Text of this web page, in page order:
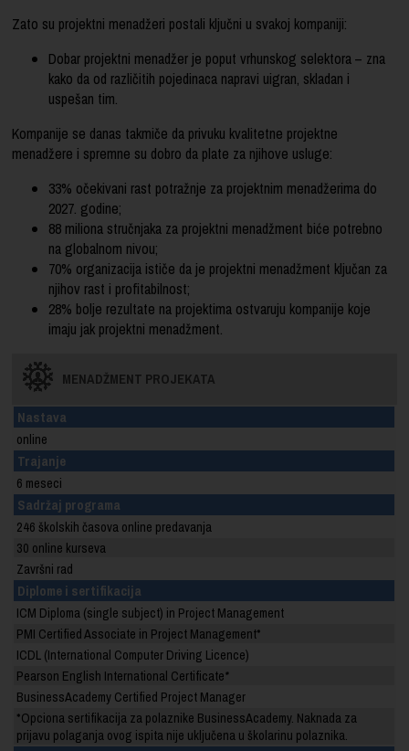
Zato su projektni menadžeri postali ključni u svakoj kompaniji:
Dobar projektni menadžer je poput vrhunskog selektora – zna
kako da od različitih pojedinaca napravi uigran, skladan i
uspešan tim.
Kompanije se danas takmiče da privuku kvalitetne projektne
menadžere i spremne su dobro da plate za njihove usluge:
33% očekivani rast potražnje za projektnim menadžerima do
2027. godine;
88 miliona stručnjaka za projektni menadžment biće potrebno
na globalnom nivou;
70% organizacija ističe da je projektni menadžment ključan za
njihov rast i profitabilnost;
28% bolje rezultate na projektima ostvaruju kompanije koje
imaju jak projektni menadžment.
MENADŽMENT PROJEKATA
Nastava
online
Trajanje
6 meseci
Sadržaj programa
246 školskih časova online predavanja
30 online kurseva
Završni rad
Diplome i sertifikacija
ICM Diploma (single subject) in Project Management
PMI Certified Associate in Project Management*
ICDL (International Computer Driving Licence)
Pearson English International Certificate*
BusinessAcademy Certified Project Manager
*Opciona sertifikacija za polaznike BusinessAcademy. Naknada za
prijavu polaganja ovog ispita nije uključena u školarinu polaznika.